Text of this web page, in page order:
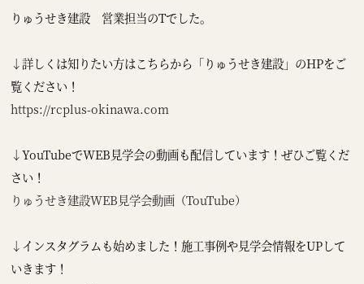
りゅうせき建設 営業担当のTでした。
↓詳しくは知りたい方はこちらから「りゅうせき建設」のHPをご
覧ください！
https://rcplus-okinawa.com
↓YouTubeでWEB見学会の動画も配信しています！ぜひご覧くだ
さい！
りゅうせき建設WEB見学会動画（TouTube）
↓インスタグラムも始めました！施工事例や見学会情報をUPして
いきます！